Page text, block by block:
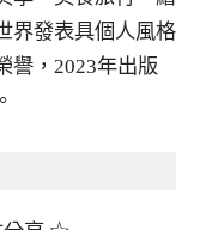
界發表具個人風格
譽，2023年出版